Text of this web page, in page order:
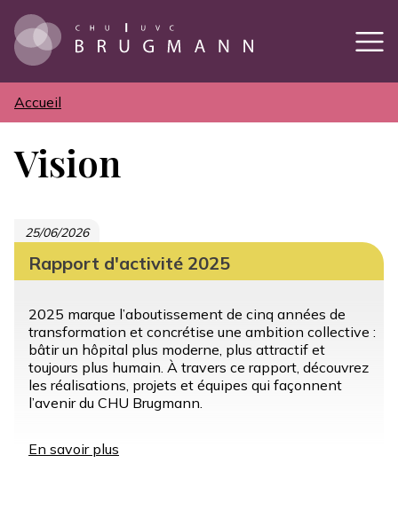
au
contenu
principal
Fil
d'Ariane
Accueil
Vision
25/06/2026
Rapport d'activité 2025
2025 marque l’aboutissement de cinq années de
transformation et concrétise une ambition collective :
bâtir un hôpital plus moderne, plus attractif et
toujours plus humain. À travers ce rapport, découvrez
les réalisations, projets et équipes qui façonnent
l’avenir du CHU Brugmann.
En savoir plus